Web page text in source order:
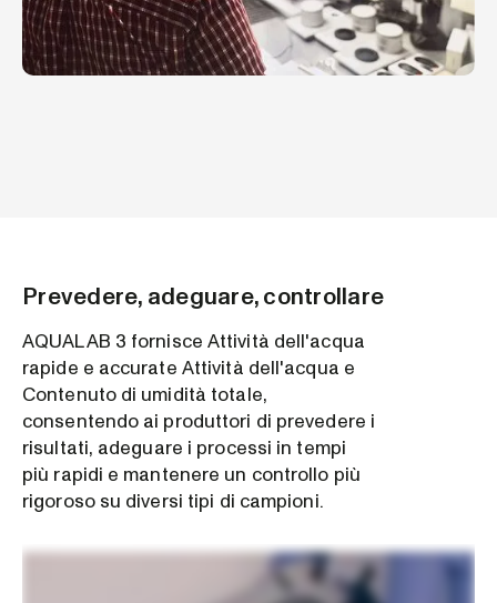
Prevedere, adeguare, controllare
AQUALAB 3 fornisce Attività dell'acqua
rapide e accurate Attività dell'acqua e
Contenuto di umidità totale,
consentendo ai produttori di prevedere i
risultati, adeguare i processi in tempi
più rapidi e mantenere un controllo più
rigoroso su diversi tipi di campioni.